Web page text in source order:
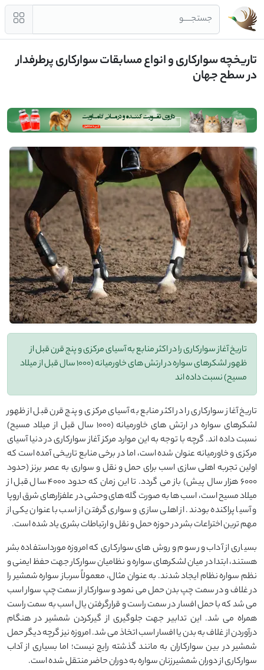
جستجــــو
تاریخچه سوارکاری و انواع مسابقات سوارکاری پرطرفدار
در سطح جهان
تاریخ آغاز سوارکاری را در اکثر منابع به آسیای مرکزی و پنج قرن قبل از
ظهور لشکرهای سواره در ارتش های خاورمیانه (1000 سال قبل از میلاد
مسیح) نسبت داده اند
تاریخ آغاز سوارکاری را در اکثر منابع به آسیای مرکزی و پنج قرن قبل از ظهور
لشکرهای سواره در ارتش های خاورمیانه (۱۰۰۰ سال قبل از میلاد مسیح)
نسبت داده اند. گرچه با توجه به این موارد مرکز آغاز سوارکاری در دنیا آسیای
مرکزی و خاورمیانه عنوان شده است، اما در برخی منابع تاریخی آمده است که
اولین تجربه اهلی سازی اسب برای حمل و نقل و سواری به عصر برنز (حدود
۶۰۰۰ هزار سال پیش) باز می گردد. تا این زمان که حدود ۴۰۰۰ سال قبل از
میلاد مسیح است، اسب ها به صورت گله های وحشی در علفزارهای شرق اروپا
و آسیا پراکنده بودند. از اهلی سازی و سواری گرفتن از اسب با عنوان یکی از
مهم ترین اختراعات بشر در حوزه حمل و نقل و ارتباطات بشری یاد شده است.
بسیاری از آداب و رسوم و روش های سوارکاری که امروزه مورداستفاده بشر
هستند، ابتدا در میان لشکرهای سواره و نظامیان سوارکار جهت حفظ ایمنی و
نظم سواره نظام ایجاد شدند. به عنوان مثال، معمولاً سرباز سواره شمشیر را
در غلاف و در سمت چپ بدن حمل می نمود و سوارکار از سمت چپ سوار اسب
می شد که با حمل افسار در سمت راست و قرارگرفتن یال اسب به سمت راست
همراه می شد. این تدابیر جهت جلوگیری از گیرکردن شمشیر در هنگام
درآوردن از غلاف به بدن یا افسار اسب اتخاذ می شد. امروزه نیز گرچه دیگر حمل
شمشیر در بین سوارکاران به مانند گذشته رایج نیست؛ اما بسیاری از آداب
سوارکاری از دوران شمشیرزنان سواره به دوران حاضر منتقل شده است.